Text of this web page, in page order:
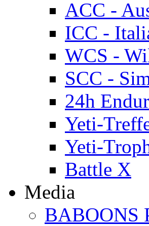
ACC -
ICC -
WCS -
SCC -
24h
Yeti-
Yeti-
Battle X
Media
BABOONS